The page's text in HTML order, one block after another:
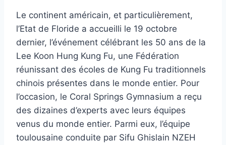
Le continent américain, et particulièrement,
l’Etat de Floride a accueilli le 19 octobre
dernier, l’événement célébrant les 50 ans de la
Lee Koon Hung Kung Fu, une Fédération
réunissant des écoles de Kung Fu traditionnels
chinois présentes dans le monde entier. Pour
l’occasion, le Coral Springs Gymnasium a reçu
des dizaines d’experts avec leurs équipes
venus du monde entier. Parmi eux, l’équipe
toulousaine conduite par Sifu Ghislain NZEH